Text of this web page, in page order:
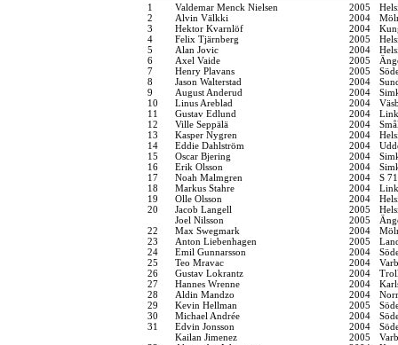
1 Valdemar Menck Nielsen 2005
2
Alvin Välkki 2004
3
Hektor Kvarnlöf 2004
4
Felix Tjärnberg 2005
5
Alan Jovic 2004
6
Axel Vaide 2005
7
Henry Plavans 2005
8
Jason Walterstad 2004
9
August Anderud 2004
10
Linus Areblad 2004
11
Gustav Edlund 2004
12
Ville Seppälä 2004
13
Kasper Nygren 2004
14
Eddie Dahlström 2004
15
Oscar Bjering 2004
16
Erik Olsson 2004
17
Noah Malmgren 2004
S 71
18
Markus Stahre 2004
19
Olle Olsson 2004
20
Jacob Langell 2005
Joel Nilsson
2005
22
Max Swegmark 2004
23
Anton Liebenhagen 2005
24
Emil Gunnarsson 2004
25
Teo Mravac 2004
26
Gustav Lokrantz 2004
27
Hannes Wrenne 2004
28
Aldin Mandzo 2004
29
Kevin Hellman 2005
30
Michael Andrée 2004
31
Edvin Jonsson 2004
Kailan Jimenez
2005